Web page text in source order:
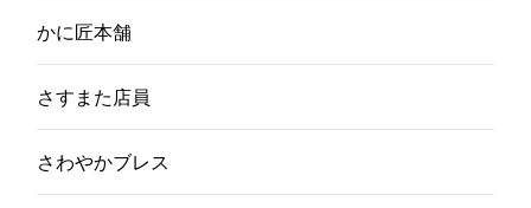
かに匠本舗
さすまた店員
さわやかブレス